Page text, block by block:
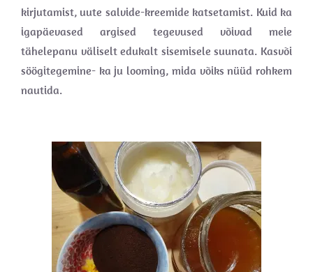
kirjutamist, uute salvide-kreemide katsetamist. Kuid ka
igapäevased argised tegevused võivad meie
tähelepanu väliselt edukalt sisemisele suunata. Kasvõi
söögitegemine- ka ju looming, mida võiks nüüd rohkem
nautida.